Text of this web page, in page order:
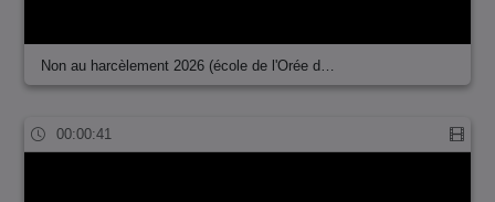
Non au harcèlement 2026 (école de l'Orée d…
00:00:41